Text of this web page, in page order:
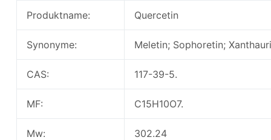
Produktname: Quercetin
Synonyme: Meletin; Sophoretin;
CAS: 117-39-5.
MF: C15H10O7.
Mw: 302.24